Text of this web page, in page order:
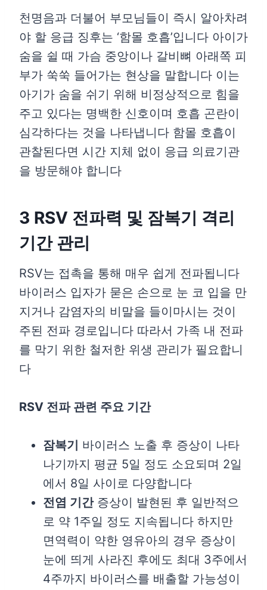
천명음과 더불어 부모님들이 즉시 알아차려
야 할 응급 징후는 ‘함몰 호흡’입니다 아이가
숨을 쉴 때 가슴 중앙이나 갈비뼈 아래쪽 피
부가 쑥쑥 들어가는 현상을 말합니다 이는
아기가 숨을 쉬기 위해 비정상적으로 힘을
주고 있다는 명백한 신호이며 호흡 곤란이
심각하다는 것을 나타냅니다 함몰 호흡이
관찰된다면 시간 지체 없이 응급 의료기관
을 방문해야 합니다
3 RSV 전파력 및 잠복기 격리
기간 관리
RSV는 접촉을 통해 매우 쉽게 전파됩니다
바이러스 입자가 묻은 손으로 눈 코 입을 만
지거나 감염자의 비말을 들이마시는 것이
주된 전파 경로입니다 따라서 가족 내 전파
를 막기 위한 철저한 위생 관리가 필요합니
다
RSV 전파 관련 주요 기간
잠복기 바이러스 노출 후 증상이 나타
나기까지 평균 5일 정도 소요되며 2일
에서 8일 사이로 다양합니다
전염 기간증상이 발현된 후 일반적으
로 약 1주일 정도 지속됩니다 하지만
면역력이 약한 영유아의 경우 증상이
눈에 띄게 사라진 후에도 최대 3주에서
4주까지 바이러스를 배출할 가능성이